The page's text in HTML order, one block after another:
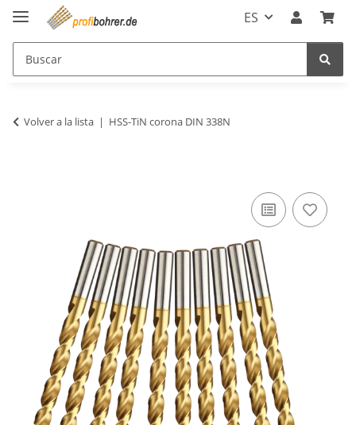
ES
Volver a la lista HSS-TiN corona DIN 338N